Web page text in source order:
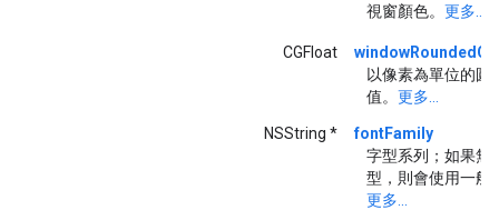
視窗顏色。 更多...
CGFloat
以像素為單位的圓
值。 更多...
NSString *
fontFamily
字型系列；如果無
型，則會使用一般
更多...